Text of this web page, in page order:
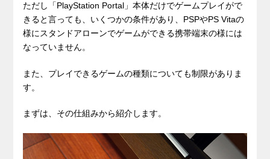
ただし「PlayStation Portal」本体だけでゲームプレイがで
きると言っても、いくつかの条件があり、PSPやPS Vitaの
様にスタンドアローンでゲームができる携帯端末の様には
なっていません。
また、プレイできるゲームの種類についても制限がありま
す。
まずは、その仕組みから紹介します。